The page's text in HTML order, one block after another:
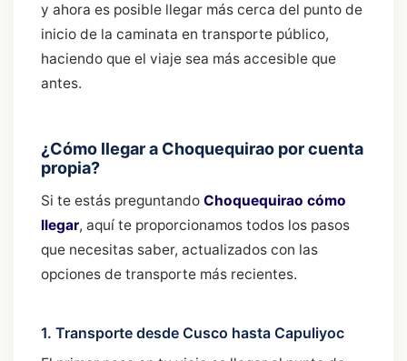
y ahora es posible llegar más cerca del punto de
inicio de la caminata en transporte público,
haciendo que el viaje sea más accesible que
antes.
¿Cómo llegar a Choquequirao por cuenta
propia?
Si te estás preguntando Choquequirao cómo
llegar, aquí te proporcionamos todos los pasos
que necesitas saber, actualizados con las
opciones de transporte más recientes.
1. Transporte desde Cusco hasta Capuliyoc